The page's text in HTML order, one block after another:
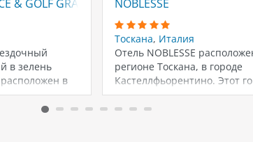
& GOLF GRAND HOTEL
в зелень
в
с…
NOBLESSE
Тоскана, Италия
Отель NOBLESSE
регионе Тоскана, в городе
Кастеллфьорентино. Этот
находится в сердце